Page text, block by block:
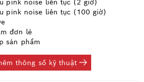
pink noise liên tục (100 giờ)
đơn lẻ
sản phẩm
thông số kỹ thuật